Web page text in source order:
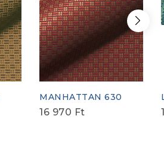
MANHATTAN 630
16 970 Ft